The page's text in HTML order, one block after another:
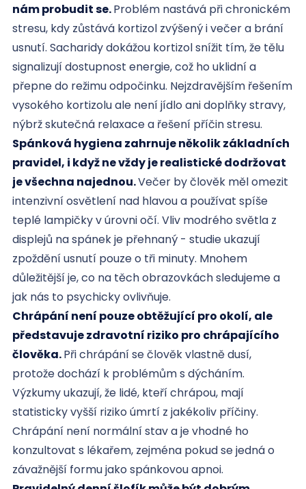
nám probudit se.Problém nastává při chronickém
stresu, kdy zůstává kortizol zvýšený i večer a brání
usnutí. Sacharidy dokážou kortizol snížit tím, že tělu
signalizují dostupnost energie, což ho uklidní a
přepne do režimu odpočinku. Nejzdravějším řešením
vysokého kortizolu ale není jídlo ani doplňky stravy,
nýbrž skutečná relaxace a řešení příčin stresu.
Spánková hygiena zahrnuje několik základních
pravidel, i když ne vždy je realistické dodržovat
je všechna najednou.Večer by člověk měl omezit
intenzivní osvětlení nad hlavou a používat spíše
teplé lampičky v úrovni očí. Vliv modrého světla z
displejů na spánek je přehnaný - studie ukazují
zpoždění usnutí pouze o tři minuty. Mnohem
důležitější je, co na těch obrazovkách sledujeme a
jak nás to psychicky ovlivňuje.
Chrápání není pouze obtěžující pro okolí, ale
představuje zdravotní riziko pro chrápajícího
člověka.Při chrápání se člověk vlastně dusí,
protože dochází k problémům s dýcháním.
Výzkumy ukazují, že lidé, kteří chrápou, mají
statisticky vyšší riziko úmrtí z jakékoliv příčiny.
Chrápání není normální stav a je vhodné ho
konzultovat s lékařem, zejména pokud se jedná o
závažnější formu jako spánkovou apnoi.